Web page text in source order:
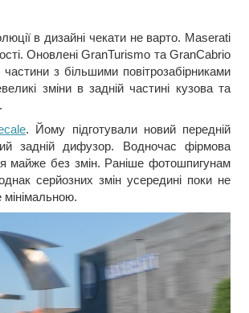
в дизайні чекати не варто. Maserati
Оновлені GranTurismo та GranCabrio
з більшими повітрозабірниками
зміни в задній частині кузова та
. Йому підготували новий передній
задній дифузор. Водночас фірмова
майже без змін. Раніше фотошпигунам
серйозних змін усередині поки не
мінімальною.